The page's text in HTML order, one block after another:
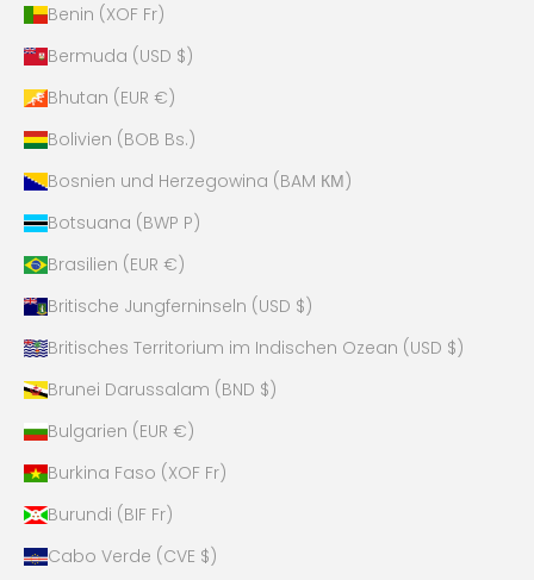
Benin (XOF Fr)
Bermuda (USD $)
Bhutan (EUR €)
Bolivien (BOB Bs.)
Bosnien und Herzegowina (BAM КМ)
Botsuana (BWP P)
Brasilien (EUR €)
Britische Jungferninseln (USD $)
Britisches Territorium im Indischen Ozean (USD $)
Brunei Darussalam (BND $)
Bulgarien (EUR €)
Burkina Faso (XOF Fr)
Burundi (BIF Fr)
Cabo Verde (CVE $)